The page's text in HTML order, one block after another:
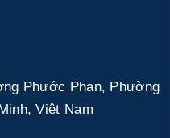
Phước Phan, Phường
Việt Nam